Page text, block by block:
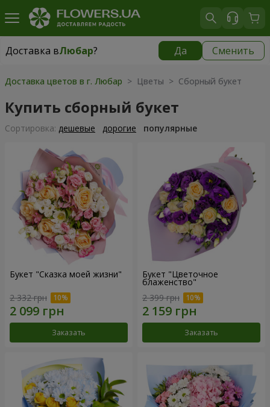
Доставка вЛюбар? Да Сменить
Доставка вЛюбар|
Доставка цветов в г. Любар > Цветы > Сборный букет
Купить сборный букет
Cортировка: дешевые дорогие популярные
Букет "Сказка моей жизни"
2 332 грн
Заказать
Букет "Цветочное
блаженство"
2 399 грн
Заказать